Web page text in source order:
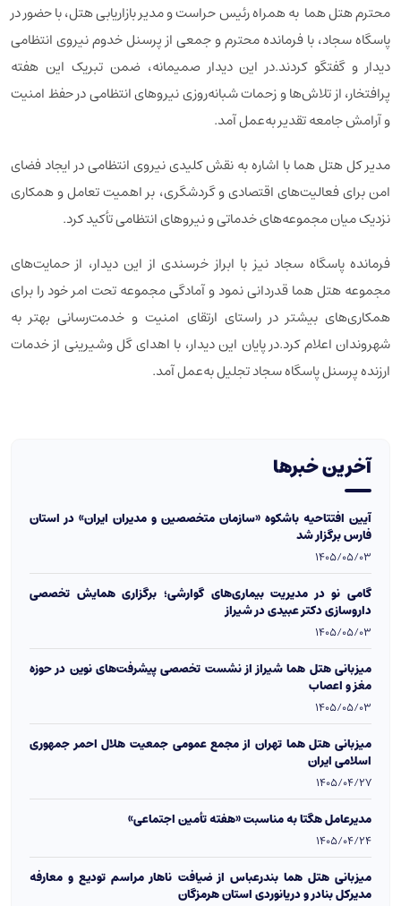
محترم هتل هما به همراه رئیس حراست و مدیر بازاریابی هتل، با حضور در
پاسگاه سجاد، با فرمانده محترم و جمعی از پرسنل خدوم نیروی انتظامی
دیدار و گفتگو کردند.در این دیدار صمیمانه، ضمن تبریک این هفته
پرافتخار، از تلاش‌ها و زحمات شبانه‌روزی نیروهای انتظامی در حفظ امنیت
و آرامش جامعه تقدیر به‌عمل آمد.
مدیر کل هتل هما با اشاره به نقش کلیدی نیروی انتظامی در ایجاد فضای
امن برای فعالیت‌های اقتصادی و گردشگری، بر اهمیت تعامل و همکاری
نزدیک میان مجموعه‌های خدماتی و نیروهای انتظامی تأکید کرد.
فرمانده پاسگاه سجاد نیز با ابراز خرسندی از این دیدار، از حمایت‌های
مجموعه هتل هما قدردانی نمود و آمادگی مجموعه تحت امر خود را برای
همکاری‌های بیشتر در راستای ارتقای امنیت و خدمت‌رسانی بهتر به
شهروندان اعلام کرد.در پایان این دیدار، با اهدای گل وشیرینی از خدمات
ارزنده پرسنل پاسگاه سجاد تجلیل به‌عمل آمد.
آخرین خبرها
آیین افتتاحیه باشکوه «سازمان متخصصین و مدیران ایران» در استان
فارس برگزار شد
1405/05/03
گامی نو در مدیریت بیماری‌های گوارشی؛ برگزاری همایش تخصصی
داروسازی دکتر عبیدی در شیراز
1405/05/03
میزبانی هتل هما شیراز از نشست تخصصی پیشرفت‌های نوین در حوزه
مغز و اعصاب
1405/05/03
میزبانی هتل هما تهران از مجمع عمومی جمعیت هلال احمر جمهوری
اسلامی ایران
1405/04/27
مدیرعامل هگتا به مناسبت «هفته تأمین اجتماعی»
1405/04/24
میزبانی هتل هما بندرعباس از ضیافت ناهار مراسم تودیع و معارفه
مدیرکل بنادر و دریانوردی استان هرمزگان